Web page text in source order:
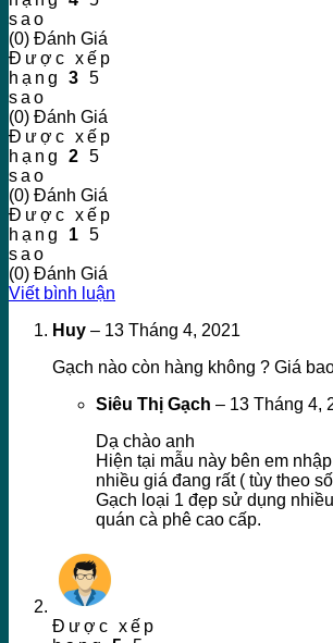
sao
(0) Đánh Giá
Được xếp
hạng 3 5
sao
(0) Đánh Giá
Được xếp
hạng 2 5
sao
(0) Đánh Giá
Được xếp
hạng 1 5
sao
(0) Đánh Giá
Viết bình luận
Huy – 13 Tháng 4, 2021
Gạch nào còn hàng không ? Giá
Siêu Thị Gạch – 13 Tháng 4,
Dạ chào anh
Hiện tại mẫu này bên em
nhiều giá đang rất ( tùy theo
Gạch loại 1 đẹp sử dụng
quán cà phê cao cấp.
Được xếp